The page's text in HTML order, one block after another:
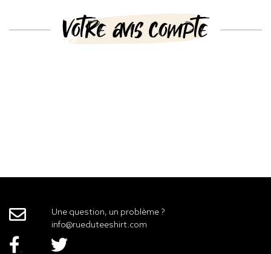
Votre avis compte
Une question, un problème ?
info@rueduteeshirt.com